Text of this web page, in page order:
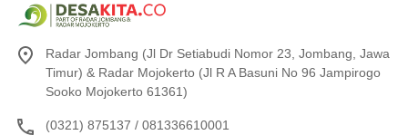
Radar Jombang (Jl Dr Setiabudi Nomor 23, Jombang, Jawa
Timur) & Radar Mojokerto (Jl R A Basuni No 96 Jampirogo
Sooko Mojokerto 61361)
(0321) 875137 / 081336610001